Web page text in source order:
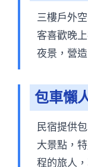
三樓戶外
客喜歡晚
夜景，營
包車懶
民宿提供
大景點，
程的旅人